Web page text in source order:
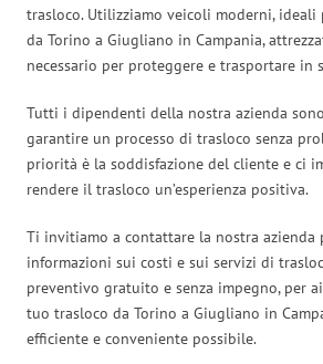
trasloco. Utilizziamo veicoli moderni,
da Torino a Giugliano in Campania,
necessario per proteggere e trasportare in
Tutti i dipendenti della nostra azienda
garantire un processo di trasloco senza
priorità è la soddisfazione del cliente e ci
rendere il trasloco un’esperienza positiva.
Ti invitiamo a contattare la nostra azienda
informazioni sui costi e sui servizi di
preventivo gratuito e senza impegno, per
tuo trasloco da Torino a Giugliano in
efficiente e conveniente possibile.